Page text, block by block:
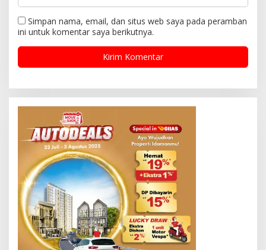
Simpan nama, email, dan situs web saya pada peramban
ini untuk komentar saya berikutnya.